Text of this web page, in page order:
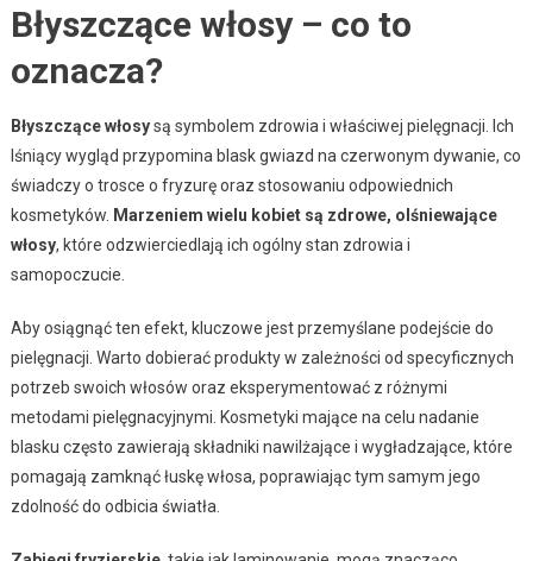
Błyszczące włosy – co to
oznacza?
Błyszczące włosysą symbolem zdrowia i właściwej pielęgnacji. Ich
lśniący wygląd przypomina blask gwiazd na czerwonym dywanie, co
świadczy o trosce o fryzurę oraz stosowaniu odpowiednich
kosmetyków. Marzeniem wielu kobiet są zdrowe, olśniewające
włosy, które odzwierciedlają ich ogólny stan zdrowia i
samopoczucie.
Aby osiągnąć ten efekt, kluczowe jest przemyślane podejście do
pielęgnacji. Warto dobierać produkty w zależności od specyficznych
potrzeb swoich włosów oraz eksperymentować z różnymi
metodami pielęgnacyjnymi. Kosmetyki mające na celu nadanie
blasku często zawierają składniki nawilżające i wygładzające, które
pomagają zamknąć łuskę włosa, poprawiając tym samym jego
zdolność do odbicia światła.